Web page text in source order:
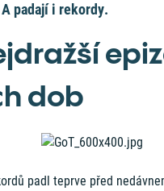
padají i rekordy.
dob
padl teprve před